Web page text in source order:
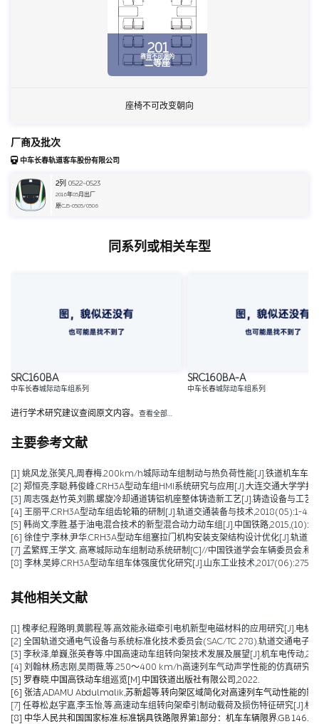
201
靠背不可调的
二等座
座椅不可改变朝向
厂商及批次
中车长春轨道客车股份有限公司
2列 0522~0523
2016年05月出厂
原CJ5-0505/0506
同系列或相关车型
SRC160BA
中车长春城际动车组系列
SRC160BA-A
中车长春城际动车组系列
进行学术研究建议查阅原文内容。 查看全部…
主要参考文献
[1] 姚风龙,张笑凡,周春梅.200km/h城际动车组制动与热负荷性能[J].铁道机车车
[2] 郑恒亮,李聪,韩俊峰.CRH3A型动车组HMI系统研究与应用[J].大连交通大学学报
[3] 周志强,赵竹英,刘鹏.螺旋冷却通道铸铝机座整体铸造新工艺[J].铸造设备与工
[4] 王丽平.CRH3A型动车组齿轮箱的研制[J].轨道交通装备与技术,2018(05):1-4.
[5] 韩尚文,李胜.基于油电混合技术的新型混合动力动车组[J].中国铁路
[6] 徐佳宁,李林,尹华.CRH3A型动车组塞拉门机构安装支架结构设计优化[J].轨道
[7] 孟繁辉,王学文. 高寒城际动车组制动系统研制[C]//中国铁道学会车辆委员会.
[8] 李林,吴婷.CRH3A型动车组车体强度优化研究[J].山东工业技术,2017(06):275-
其他相关文献
[1] 槐孝纪,程路明,黄鹏程,等.高效能永磁牵引电机新型电磁材料的应用研究[J].电
[2] 全国轨道交通电气设备与系统标准化技术委员会(SAC/TC 278).轨道交通电
[3] 李秋泽,单巍,张英春等.中国高速动车组转向架技术发展及展望[J].机车电传动
[4] 刘翰林,杨志刚,吴雨薇,等.250～400 km/h高速列车气动声学性能的仿真研究
[5] 罗春晓.中国高铁动车组巡览[M].中国铁道出版社有限公司,2022.
[6] 张洁,ADAMU Abdulmalik,苏新超等.转向架区域简化对高速列车气动性能的
[7] 任尊松,赵宇嘉,李玉怡,等.高速动车组转向架牵引制动载荷及损伤特征研究[J].机
[8] 中华人民共和国国家标准.标准锅具铁路限界第1部分：机车车辆限界.GB